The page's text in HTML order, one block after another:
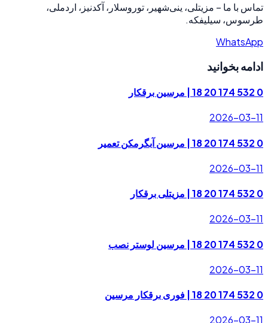
تماس با ما – مزیتلی، ینی‌شهیر، توروسلار، آکدنیز، اردملی،
طرسوس، سیلیفکه.
WhatsApp
ادامه بخوانید
0 532 174 20 18 | مرسین برقکار
2026-03-11
0 532 174 20 18 | مرسین آبگرمکن تعمیر
2026-03-11
0 532 174 20 18 | مزیتلی برقکار
2026-03-11
0 532 174 20 18 | مرسین لوستر نصب
2026-03-11
0 532 174 20 18 | فوری برقکار مرسین
2026-03-11